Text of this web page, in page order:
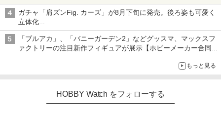
子どもが楽しめるかっぱ寿司ならではの体験とコラボの楽しさを
追求
ガチャ「肩ズンFig. カーズ」が8月下旬に発売。後ろ姿も可愛く
立体化
ライトニング・マックィーンやメーターなど4種がラインナップ
「ブルアカ」、「バニーガーデン2」などグッスマ、マックスフ
ァクトリーの注目新作フィギュアが展示【ホビーメーカー合同展
もっと見る
HOBBY Watch をフォローする